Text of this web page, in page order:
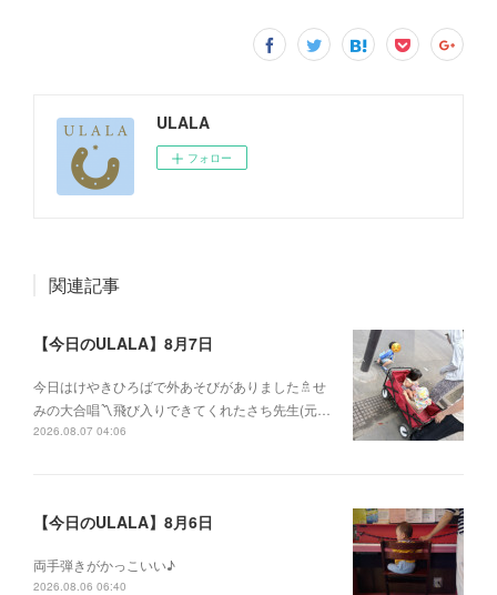
ULALA
フォロー
関連記事
【今日のULALA】8月7日
今日はけやきひろばで外あそびがありました🚿せ
みの大合唱〽飛び入りできてくれたさち先生(元…
2026.08.07 04:06
【今日のULALA】8月6日
両手弾きがかっこいい♪
2026.08.06 06:40